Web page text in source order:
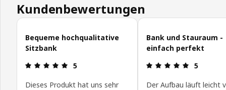
Kundenbewertungen
Kundenbewertungen überspringen
Bequeme hochqualitative
Sitzbank
Produktbewertung: 5 von 5 Sterne
5
Dieses Produkt hat uns sehr
Bank und Stauraum -
einfach perfekt
5
Der Aufbau läuft leicht